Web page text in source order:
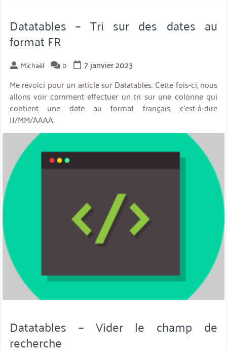
Datatables – Tri sur des dates au
format FR
Michaël 0
7 janvier 2023
Me revoici pour un article sur Datatables. Cette fois-ci, nous
allons voir comment effectuer un tri sur une colonne qui
contient une date au format français, c’est-à-dire
JJ/MM/AAAA.
miniature
Datatables – Vider le champ de
recherche